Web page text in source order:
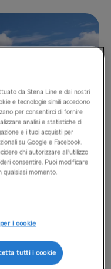
Konstmuseum
di fama mondiale
oltre a rinomati
da Stena Line e dai nostri
e tecnologie simili accedono
per consentirci di fornire
analisi e statistiche di
e i tuoi acquisti per
su Google e Facebook.
chi autorizzare all’utilizzo
consentire. Puoi modificare
qualsiasi momento.
i cookie
tutti i cookie